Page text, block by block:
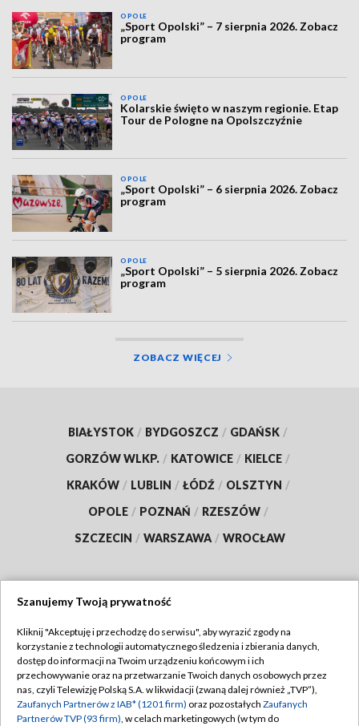
OPOLE
„Sport Opolski” – 7 sierpnia 2026. Zobacz
program
OPOLE
Kolarskie święto w naszym regionie. Etap
Tour de Pologne na Opolszczyźnie
OPOLE
„Sport Opolski” – 6 sierpnia 2026. Zobacz
program
OPOLE
„Sport Opolski” – 5 sierpnia 2026. Zobacz
program
ZOBACZ WIĘCEJ
BIAŁYSTOK / BYDGOSZCZ / GDAŃSK /
GORZÓW WLKP. / KATOWICE / KIELCE /
KRAKÓW / LUBLIN / ŁÓDŹ / OLSZTYN /
OPOLE / POZNAŃ / RZESZÓW /
SZCZECIN / WARSZAWA / WROCŁAW
TVP
Abonament TVP
Emisja w TVP
Regulamin TVP
Polityka prywatności
Szanujemy Twoją prywatność
Kliknij "Akceptuję i przechodzę do serwisu", aby wyrazić zgody na
korzystanie z technologii automatycznego śledzenia i zbierania danych,
dostęp do informacji na Twoim urządzeniu końcowym i ich
przechowywanie oraz na przetwarzanie Twoich danych osobowych przez
nas, czyli Telewizję Polską S.A. w likwidacji (zwaną dalej również „TVP”),
Zaufanych Partnerów z IAB* (1201 firm) oraz pozostałych Zaufanych
Partnerów TVP (93 firm), w celach marketingowych (w tym do